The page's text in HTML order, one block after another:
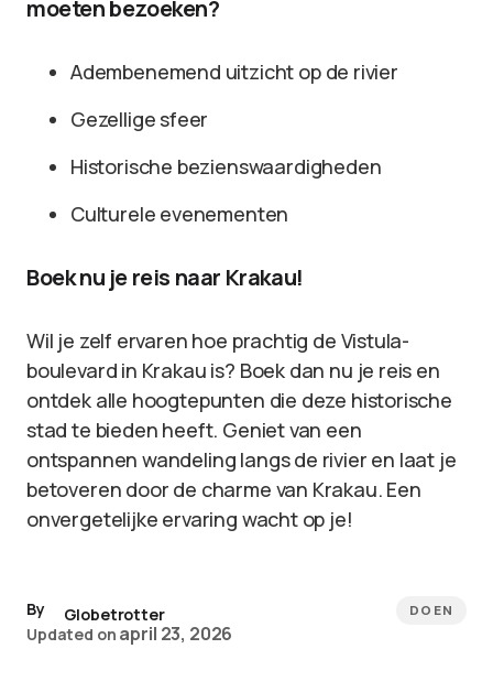
moeten bezoeken?
Adembenemend uitzicht op de rivier
Gezellige sfeer
Historische bezienswaardigheden
Culturele evenementen
Boek nu je reis naar Krakau!
Wil je zelf ervaren hoe prachtig de Vistula-
boulevard in Krakau is? Boek dan nu je reis en
ontdek alle hoogtepunten die deze historische
stad te bieden heeft. Geniet van een
ontspannen wandeling langs de rivier en laat je
betoveren door de charme van Krakau. Een
onvergetelijke ervaring wacht op je!
By
Globetrotter
Updated on april 23, 2026
DOEN